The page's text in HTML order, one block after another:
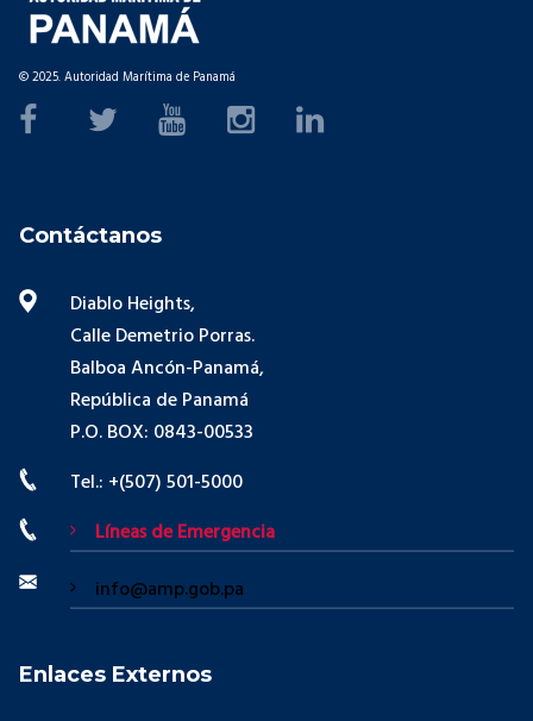
© 2025. Autoridad Marítima de Panamá
Contáctanos
Diablo Heights,
Calle Demetrio Porras.
Balboa Ancón-Panamá,
República de Panamá
P.O. BOX: 0843-00533
Tel.: +(507) 501-5000
Líneas de Emergencia
info@amp.gob.pa
Enlaces Externos